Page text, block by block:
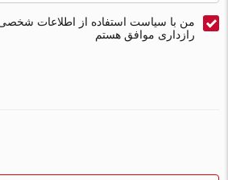
من با سیاست استفاده از اطلاعات
رازداری موافق هستم